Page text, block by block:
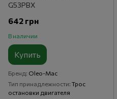
G53PBX
642 грн
В наличии
Купить
Бренд Oleo-Mac
Тип принадлежности Трос
остановки двигателя